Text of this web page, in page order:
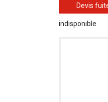
Devis
indisponible